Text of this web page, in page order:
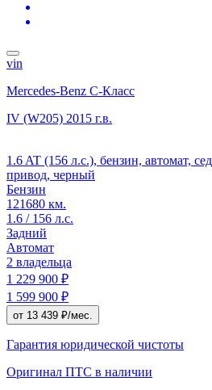
vin
Mercedes-Benz C-Класс
IV (W205) 2015 г.в.
1.6 AT (156 л.с.), бензин, автомат,
привод, черный
Бензин
121680 км.
1.6 / 156 л.с.
Задний
Автомат
2 владельца
1 229 900 ₽
1 599 900 ₽
от 13 439 ₽/мес.
Гарантия юридической чистоты
Оригинал ПТС в наличии